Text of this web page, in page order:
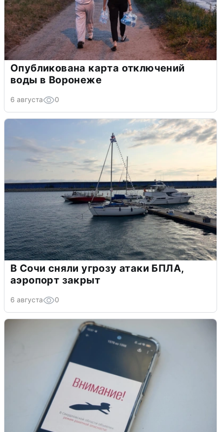
Опубликована карта отключений
воды в Воронеже
6 августа 0
В Сочи сняли угрозу атаки БПЛА,
аэропорт закрыт
6 августа 0